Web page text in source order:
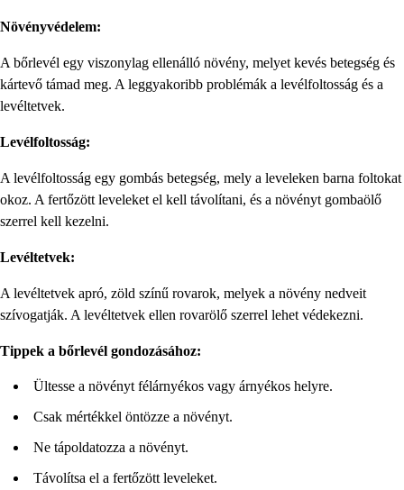
Növényvédelem:
A bőrlevél egy viszonylag ellenálló növény, melyet kevés betegség és
kártevő támad meg. A leggyakoribb problémák a levélfoltosság és a
levéltetvek.
Levélfoltosság:
A levélfoltosság egy gombás betegség, mely a leveleken barna foltokat
okoz. A fertőzött leveleket el kell távolítani, és a növényt gombaölő
szerrel kell kezelni.
Levéltetvek:
A levéltetvek apró, zöld színű rovarok, melyek a növény nedveit
szívogatják. A levéltetvek ellen rovarölő szerrel lehet védekezni.
Tippek a bőrlevél gondozásához:
Ültesse a növényt félárnyékos vagy árnyékos helyre.
Csak mértékkel öntözze a növényt.
Ne tápoldatozza a növényt.
Távolítsa el a fertőzött leveleket.